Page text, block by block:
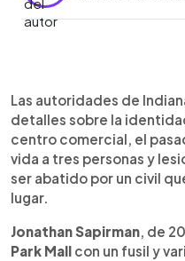
► Escuchar
Las autoridades de
detalles sobre la
centro comercial, el
vida a tres personas y
ser abatido por un civil
lugar.
Jonathan Sapirman, de
Park Mall con un fusil y